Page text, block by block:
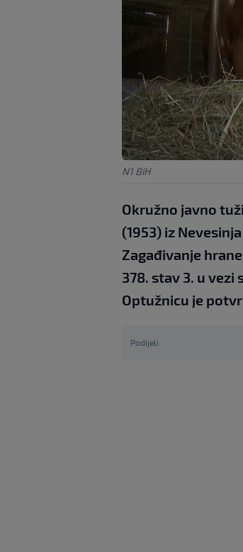
N1 BiH
Okružno javno
(1953) iz
Zagađivanje
378. stav 3. u vezi
Optužnicu je
Podijeli